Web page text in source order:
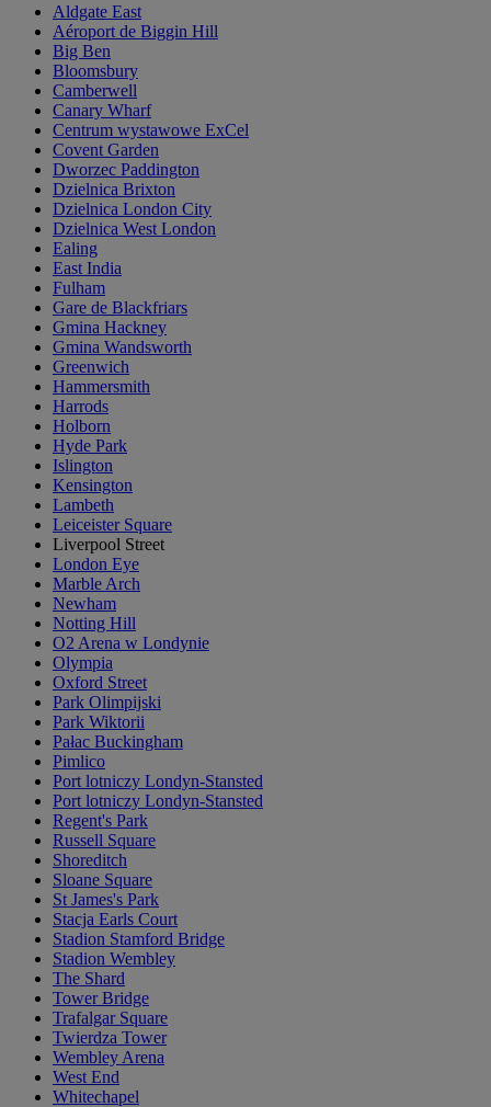
Aldgate East
Aéroport de Biggin Hill
Big Ben
Bloomsbury
Camberwell
Canary Wharf
Centrum wystawowe ExCel
Covent Garden
Dworzec Paddington
Dzielnica Brixton
Dzielnica London City
Dzielnica West London
Ealing
East India
Fulham
Gare de Blackfriars
Gmina Hackney
Gmina Wandsworth
Greenwich
Hammersmith
Harrods
Holborn
Hyde Park
Islington
Kensington
Lambeth
Leiceister Square
Liverpool Street
London Eye
Marble Arch
Newham
Notting Hill
O2 Arena w Londynie
Olympia
Oxford Street
Park Olimpijski
Park Wiktorii
Pałac Buckingham
Pimlico
Port lotniczy Londyn-Stansted
Port lotniczy Londyn-Stansted
Regent's Park
Russell Square
Shoreditch
Sloane Square
St James's Park
Stacja Earls Court
Stadion Stamford Bridge
Stadion Wembley
The Shard
Tower Bridge
Trafalgar Square
Twierdza Tower
Wembley Arena
West End
Whitechapel